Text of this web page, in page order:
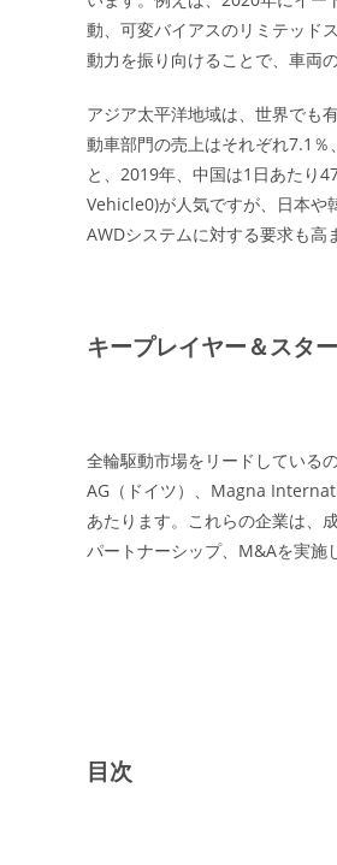
動、可変バイアスのリミテッド
動力を振り向けることで、車両
アジア太平洋地域は、世界でも
動車部門の売上はそれぞれ7.1
と、2019年、中国は1日あたり
Vehicle0)が人気ですが、日本や
AWDシステムに対する要求も高
キープレイヤー＆スタ
全輪駆動市場をリードしている
AG（ドイツ）、Magna
あたります。これらの企業は、
パートナーシップ、M&Aを実施
目次